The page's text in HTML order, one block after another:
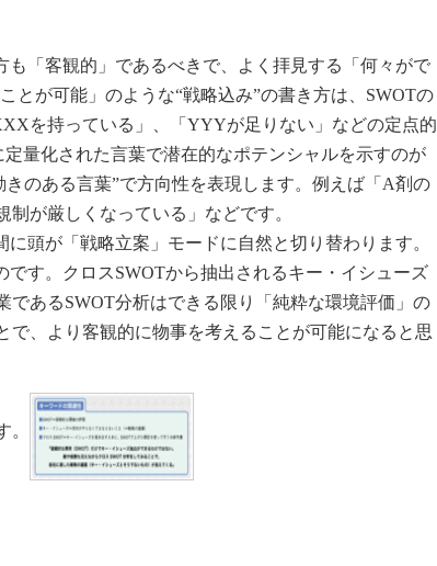
「客観的」であるべきで、よく拝見する「何々がで
とが可能」のような“戦略込み”の書き方は、SWOTの
を持っている」、「YYYが足りない」などの定点的
量化された言葉で潜在的なポテンシャルを示すのが
のある言葉”で方向性を表現します。例えば「A剤の
が厳しくなっている」などです。
頭が「戦略立案」モードに自然と切り替わります。
す。クロスSWOTから抽出されるキー・イシューズ
あるSWOT分析はできる限り「純粋な環境評価」の
、より客観的に物事を考えることが可能になると思